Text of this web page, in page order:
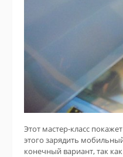
Этот мастер-класс
этого зарядить
конечный вариант, так